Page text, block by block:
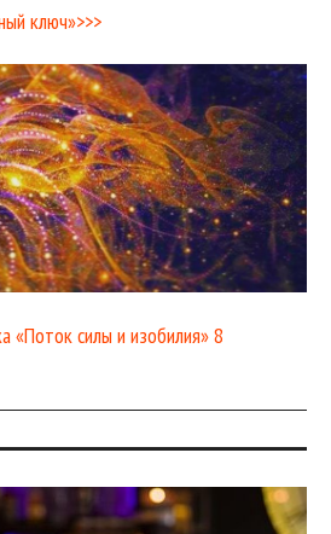
ключ»>>>
«Поток силы и изобилия» 8